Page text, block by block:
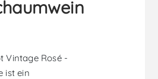
Vintage Rosé -
ist ein